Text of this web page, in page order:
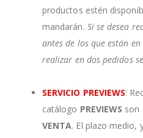
productos estén
mandarán. Si se desea
antes de los que están
realizar en dos pedidos
SERVICIO PREVIEWS:
catálogo PREVIEWS son
VENTA. El plazo medio,